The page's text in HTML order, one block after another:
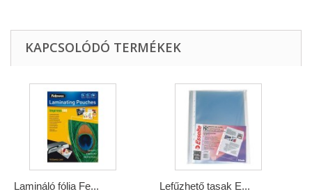
KAPCSOLÓDÓ TERMÉKEK
Lamináló fólia Fe... Lefűzhető tasak E...